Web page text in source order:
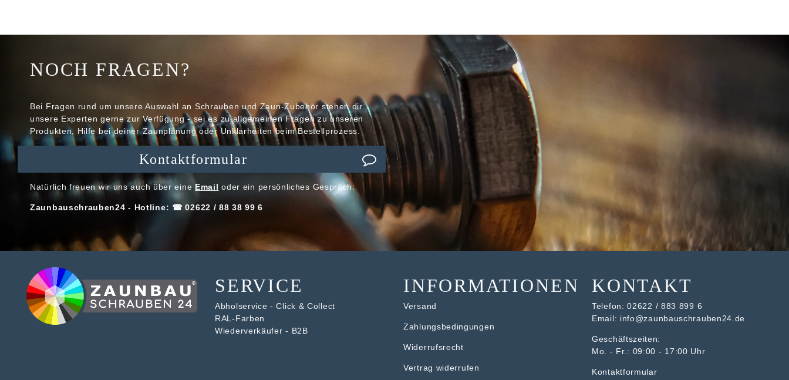
NOCH FRAGEN?
Bei Fragen rund um unsere Auswahl an Schrauben und Zaun-Zubehör stehen dir
unsere Experten gerne zur Verfügung - sei es zu allgemeinen Fragen zu unseren
Produkten, Hilfe bei deiner Zaunplanung oder Unklarheiten beim Bestellprozess.
Kontaktformular
Natürlich freuen wir uns auch über eine Email oder ein persönliches Gespräch:
Zaunbauschrauben24 - Hotline: ☎ 02622 / 88 38 99 6
SERVICE
Abholservice - Click & Collect
RAL-Farben
Wiederverkäufer - B2B
INFORMATIONEN
Versand
Zahlungsbedingungen
Widerrufsrecht
Vertrag widerrufen
KONTAKT
Telefon:02622 / 883 899 6
Email: info@zaunbauschrauben24.de
Geschäftszeiten:
Mo. - Fr.: 09:00 - 17:00 Uhr
Kontaktformular